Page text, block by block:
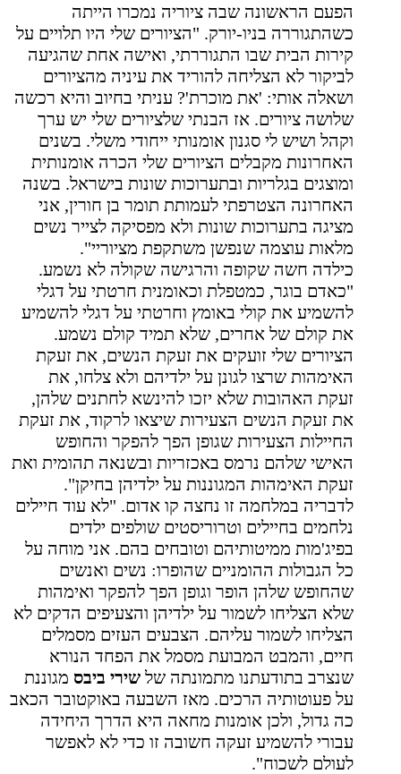
הפעם הראשונה שבה ציוריה נמכרו הייתה
כשהתגוררה בניו-יורק. "הציורים שלי היו תלויים על
קירות הבית שבו התגוררתי, ואישה אחת שהגיעה
לביקור לא הצליחה להוריד את עיניה מהציורים
ושאלה אותי: 'את מוכרת'? עניתי בחיוב והיא רכשה
שלושה ציורים. אז הבנתי שלציורים שלי יש ערך
וקהל ושיש לי סגנון אומנותי ייחודי משלי. בשנים
האחרונות מקבלים הציורים שלי הכרה אומנותית
ומוצגים בגלריות ובתערוכות שונות בישראל. בשנה
האחרונה הצטרפתי לעמותת תומר בן חורין, אני
מציגה בתערוכות שונות ולא מפסיקה לצייר נשים
מלאות עוצמה שנפשן משתקפת מציוריי".
כילדה חשה שקופה והרגישה שקולה לא נשמע.
"כאדם בוגר, כמטפלת וכאומנית חרטתי על דגלי
להשמיע את קולי באומץ וחרטתי על דגלי להשמיע
את קולם של אחרים, שלא תמיד קולם נשמע.
הציורים שלי זועקים את זעקת הנשים, את זעקת
האימהות שרצו לגונן על ילדיהם ולא צלחו, את
זעקת האהובות שלא יזכו להינשא לחתנים שלהן,
את זעקת הנשים הצעירות שיצאו לרקוד, את זעקת
החיילות הצעירות שגופן הפך להפקר והחופש
האישי שלהם נרמס באכזריות ובשנאה תהומית ואת
זעקת האימהות המגוננות על ילדיהן בחיקן".
לדבריה במלחמה זו נחצה קו אדום. "לא עוד חיילים
נלחמים בחיילים וטרוריסטים שולפים ילדים
בפיג'מות ממיטותיהם וטובחים בהם. אני מוחה על
כל הגבולות ההומניים שהופרו: נשים ואנשים
שהחופש שלהן הופר וגופן הפך להפקר ואימהות
שלא הצליחו לשמור על ילדיהן והצעיפים הדקים לא
הצליחו לשמור עליהם. הצבעים העזים מסמלים
חיים, והמבט המבועת מסמל את הפחד הנורא
שנצרב בתודעתנו מתמונתה שלשירי ביבס מגוננת
על פעוטותיה הרכים. מאז השבעה באוקטובר הכאב
כה גדול, ולכן אומנות מחאה היא הדרך היחידה
עבורי להשמיע זעקה חשובה זו כדי לא לאפשר
לעולם לשכוח".